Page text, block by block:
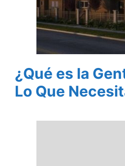
¿Qué es la
Lo Que